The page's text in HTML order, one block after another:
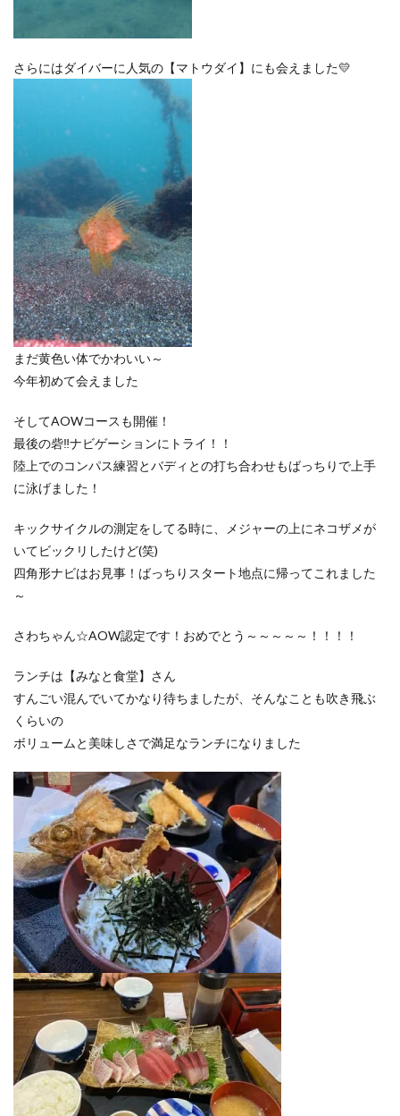
さらにはダイバーに人気の【マトウダイ】にも会えました💛
まだ黄色い体でかわいい～
今年初めて会えました
そしてAOWコースも開催！
最後の砦‼ナビゲーションにトライ！！
陸上でのコンパス練習とバディとの打ち合わせもばっちりで上手
に泳げました！
キックサイクルの測定をしてる時に、メジャーの上にネコザメが
いてビックリしたけど(笑)
四角形ナビはお見事！ばっちりスタート地点に帰ってこれました
～
さわちゃん☆AOW認定です！おめでとう～～～～～！！！！
ランチは【みなと食堂】さん
すんごい混んでいてかなり待ちましたが、そんなことも吹き飛ぶ
くらいの
ボリュームと美味しさで満足なランチになりました